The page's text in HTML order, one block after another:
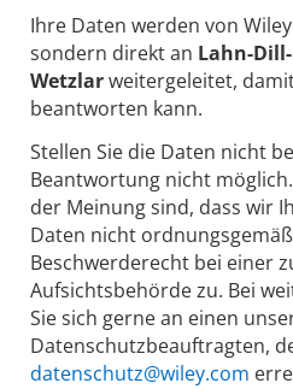
Ihre Daten werden von
sondern direkt an Lahn-
Wetzlarweitergeleitet,
beantworten kann.
Stellen Sie die Daten nicht
Beantwortung nicht
der Meinung sind, dass wir
Daten nicht
Beschwerderecht bei einer
Aufsichtsbehörde zu. Bei
Sie sich gerne an einen
Datenschutzbeauftragten,
datenschutz@wiley.com